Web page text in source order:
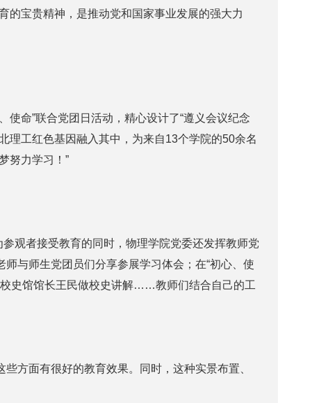
的宝贵精神，是推动党和国家事业发展的强大力
命”联合党团日活动，精心设计了“遵义会议纪念
工红色基因融入其中，为来自13个学院的50余名
努力学习！”
观者接受教育的同时，物理学院党委还发挥教师党
与师生党团员们分享参展学习体会；在“初心、使
史馆馆长王民做校史讲解……教师们结合自己的工
方面有很好的教育效果。同时，这种实景布置、